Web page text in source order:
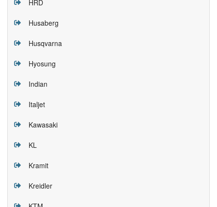
HRD
Husaberg
Husqvarna
Hyosung
Indian
Italjet
Kawasaki
KL
Kramit
Kreidler